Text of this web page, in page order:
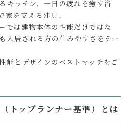
キッチン、一日の疲れを癒す浴
家を支える建具。
では建物本体の性能だけではな
入居される方の住みやすさをテー
能とデザインのベストマッチをご
トップランナー基準）とは